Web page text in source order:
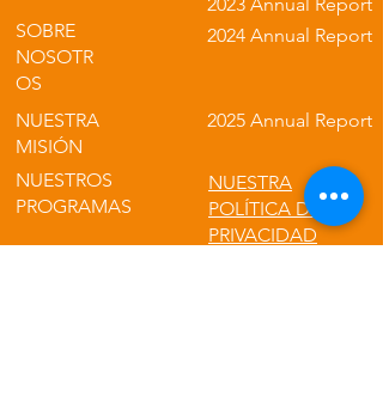
SOBRE
NOSOTR
OS
NUESTRA
MISIÓN
NUESTROS
PROGRAMAS
NUESTRA
POLÍTICA DE
PRIVACIDAD
2024 Annual Report
2025 Annual Report